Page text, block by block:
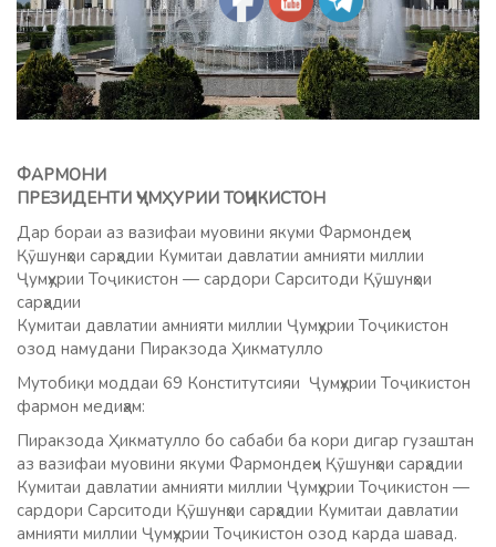
ФАРМОНИ
ПРЕЗИДЕНТИ ҶУМҲУРИИ ТОҶИКИСТОН
Дар бораи аз вазифаи муовини якуми Фармондеҳи
Қӯшунҳои сарҳадии Кумитаи давлатии амнияти миллии
Ҷумҳурии Тоҷикистон — сардори Сарситоди Қӯшунҳои
сарҳадии
Кумитаи давлатии амнияти миллии Ҷумҳурии Тоҷикистон
озод намудани Пиракзода Ҳикматулло
Мутобиқи моддаи 69 Конститутсияи Ҷумҳурии Тоҷикистон
фармон медиҳам:
Пиракзода Ҳикматулло бо сабаби ба кори дигар гузаштан
аз вазифаи муовини якуми Фармондеҳи Қӯшунҳои сарҳадии
Кумитаи давлатии амнияти миллии Ҷумҳурии Тоҷикистон —
сардори Сарситоди Қӯшунҳои сарҳадии Кумитаи давлатии
амнияти миллии Ҷумҳурии Тоҷикистон озод карда шавад.